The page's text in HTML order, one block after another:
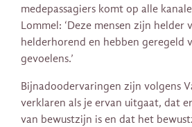
medepassagiers komt op alle
Lommel: ‘Deze mensen zijn helder
helderhorend en hebben geregeld
gevoelens.’
Bijnadoodervaringen zijn volgens
verklaren als je ervan uitgaat, dat
van bewustzijn is en dat het